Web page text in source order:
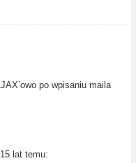
po wpisaniu maila
lat temu: